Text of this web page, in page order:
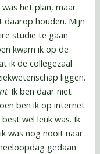
het plan, maar
daarop houden. Mijn
studie te gaan
kwam ik op de
ik de collegezaal
liggen.
. Ik ben daar niet
ben ik op internet
wel leuk was. Ik
was nog nooit naar
gedaan